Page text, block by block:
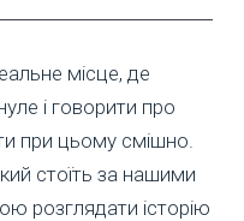
місце, де
і говорити про
при цьому смішно.
стоїть за нашими
розглядати історію